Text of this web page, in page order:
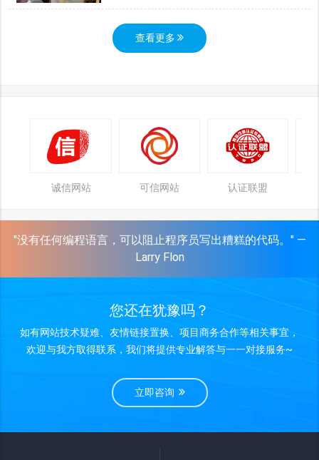
查看更多
诚信网站 可信网站 认证联盟
"没有任何编程语言，可以阻止程序员写出糟糕的代码。" —
Larry Flon
您还在犹豫吗？
如有网站技术疑难、友情链接置换、项目商务合作等相关事宜，
欢迎与我方取得联系，我们将提供专业解答与一一对接服务~
立即咨询